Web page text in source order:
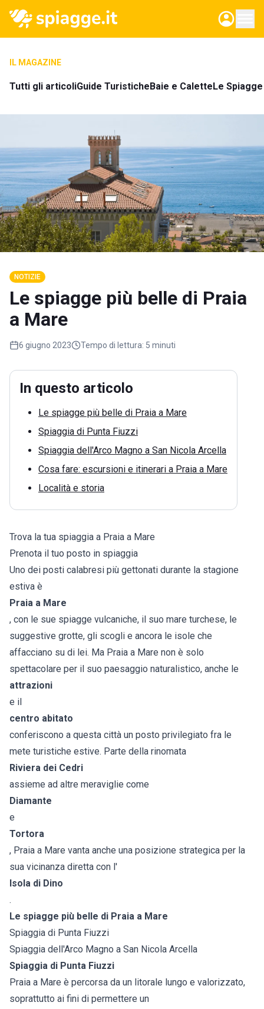
IL MAGAZINE
Tutti gli articoliGuide TuristicheBaie e CaletteLe
NOTIZIE
Le spiagge più belle di Praia
a Mare
6 giugno 2023 Tempo di lettura: 5 minuti
In questo articolo
Le spiagge più belle di Praia a Mare
Spiaggia di Punta Fiuzzi
Spiaggia dell'Arco Magno a San Nicola Arcella
Cosa fare: escursioni e itinerari a Praia a Mare
Località e storia
Trova la tua spiaggia a Praia a Mare
Prenota il tuo posto in spiaggia
Uno dei posti calabresi più gettonati durante la stagione
estiva è
Praia a Mare
, con le sue spiagge vulcaniche, il suo mare turchese, le
suggestive grotte, gli scogli e ancora le isole che
affacciano su di lei. Ma Praia a Mare non è solo
spettacolare per il suo paesaggio naturalistico, anche le
attrazioni
e il
centro abitato
conferiscono a questa città un posto privilegiato fra le
mete turistiche estive. Parte della rinomata
Riviera dei Cedri
assieme ad altre meraviglie come
Diamante
e
Tortora
, Praia a Mare vanta anche una posizione strategica per la
sua vicinanza diretta con l'
Isola di Dino
.
Le spiagge più belle di Praia a Mare
Spiaggia di Punta Fiuzzi
Spiaggia dell'Arco Magno a San Nicola Arcella
Spiaggia di Punta Fiuzzi
Praia a Mare è percorsa da un litorale lungo e valorizzato,
soprattutto ai fini di permettere un